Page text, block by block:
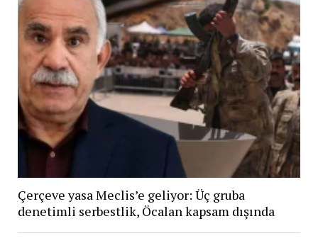
Çerçeve yasa Meclis’e geliyor: Üç gruba
denetimli serbestlik, Öcalan kapsam dışında